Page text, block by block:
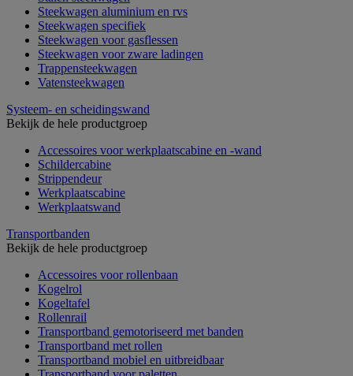
Steekwagen aluminium en rvs
Steekwagen specifiek
Steekwagen voor gasflessen
Steekwagen voor zware ladingen
Trappensteekwagen
Vatensteekwagen
Systeem- en scheidingswand
Bekijk de hele productgroep
Accessoires voor werkplaatscabine en -wand
Schildercabine
Strippendeur
Werkplaatscabine
Werkplaatswand
Transportbanden
Bekijk de hele productgroep
Accessoires voor rollenbaan
Kogelrol
Kogeltafel
Rollenrail
Transportband gemotoriseerd met banden
Transportband met rollen
Transportband mobiel en uitbreidbaar